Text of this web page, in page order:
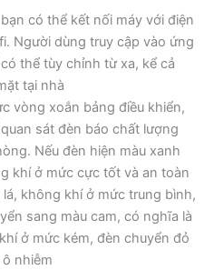
có thể kết nối máy với điện
Người dùng truy cập vào ứng
thể tùy chỉnh từ xa, kể cả
tại nhà
vòng xoắn bảng điều khiển,
sát đèn báo chất lượng
Nếu đèn hiện màu xanh
khí ở mức cực tốt và an toàn
không khí ở mức trung bình,
sang màu cam, có nghĩa là
ở mức kém, đèn chuyển đỏ
nhiễm